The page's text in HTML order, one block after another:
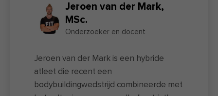
Jeroen van der Mark,
MSc.
Onderzoeker en docent
Jeroen van der Mark is een hybride
atleet die recent een
bodybuildingwedstrijd combineerde met